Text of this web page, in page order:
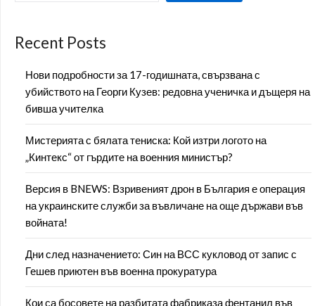
Recent Posts
Нови подробности за 17-годишната, свързвана с
убийството на Георги Кузев: редовна ученичка и дъщеря на
бивша учителка
Мистерията с бялата тениска: Кой изтри логото на
„Кинтекс“ от гърдите на военния министър?
Версия в BNEWS: Взривеният дрон в България е операция
на украинските служби за въвличане на още държави във
войната!
Дни след назначението: Син на ВСС кукловод от запис с
Гешев приютен във военна прокуратура
Кои са босовете на разбитата фабриказа фентанил във